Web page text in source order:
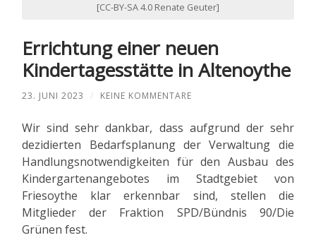
[CC-BY-SA 4.0 Renate Geuter]
Errichtung einer neuen
Kindertagesstätte in Altenoythe
23. JUNI 2023 / KEINE KOMMENTARE
Wir sind sehr dankbar, dass aufgrund der sehr
dezidierten Bedarfsplanung der Verwaltung die
Handlungsnotwendigkeiten für den Ausbau des
Kindergartenangebotes im Stadtgebiet von
Friesoythe klar erkennbar sind, stellen die
Mitglieder der Fraktion SPD/Bündnis 90/Die
Grünen fest.